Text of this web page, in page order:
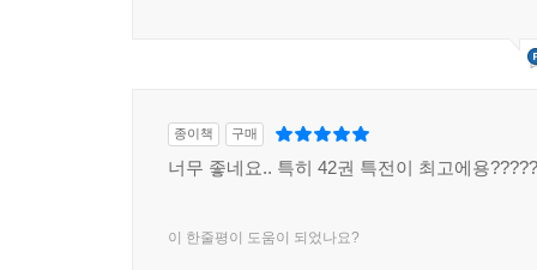
종이책 구매
너무 좋네요.. 특히 42권 특전이 최고에용
이 한줄평이 도움이 되었나요?